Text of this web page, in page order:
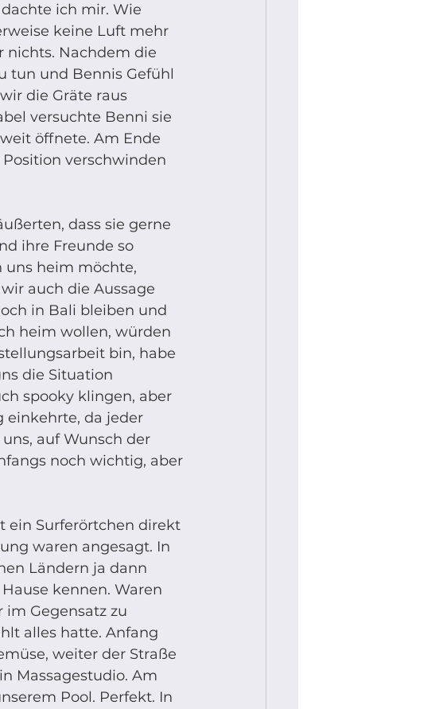
ich mir. Wie
keine Luft mehr
nichts. Nachdem die
tun und Bennis Gefühl
die Gräte raus
versuchte Benni sie
öffnete. Am Ende
verschwinden
dass sie gerne
ihre Freunde so
uns heim möchte,
auch die Aussage
in Bali bleiben und
heim wollen, würden
bin, habe
die Situation
spooky klingen, aber
einkehrte, da jeder
auf Wunsch der
noch wichtig, aber
ein Surferörtchen direkt
waren angesagt. In
Ländern ja dann
kennen. Waren
Gegensatz zu
alles hatte. Anfang
weiter der Straße
Massagestudio. Am
Pool. Perfekt. In